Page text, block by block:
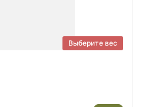
Выберите вес